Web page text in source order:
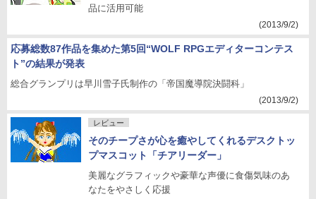
品に活用可能
(2013/9/2)
応募総数87作品を集めた第5回“WOLF RPGエディターコンテス
ト”の結果が発表
総合グランプリは早川雪子氏制作の「帝国魔導院決闘科」
(2013/9/2)
レビュー
そのチープさが心を癒やしてくれるデスクトッ
プマスコット「チアリーダー」
美麗なグラフィックや豪華な声優に食傷気味のあ
なたをやさしく応援